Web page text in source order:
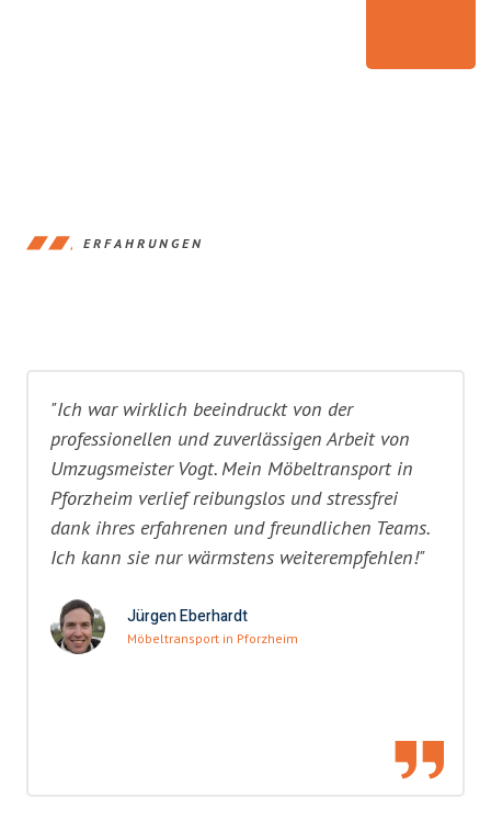
ERFAHRUNGEN
"Ich war wirklich beeindruckt von der
professionellen und zuverlässigen Arbeit von
Umzugsmeister Vogt. Mein Möbeltransport in
Pforzheim verlief reibungslos und stressfrei
dank ihres erfahrenen und freundlichen Teams.
Ich kann sie nur wärmstens weiterempfehlen!"
Jürgen Eberhardt
Möbeltransport in Pforzheim